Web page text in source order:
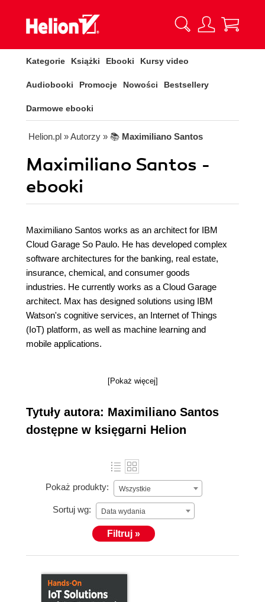
Kategorie Książki Ebooki Kursy video
Audiobooki Promocje Nowości Bestsellery
Darmowe ebooki
Helion.pl » Autorzy » 📚 Maximiliano Santos
Maximiliano Santos -
ebooki
Maximiliano Santos works as an architect for IBM
Cloud Garage So Paulo. He has developed complex
software architectures for the banking, real estate,
insurance, chemical, and consumer goods
industries. He currently works as a Cloud Garage
architect. Max has designed solutions using IBM
Watson's cognitive services, an Internet of Things
(IoT) platform, as well as machine learning and
mobile applications.
[Pokaż więcej]
Tytuły autora: Maximiliano Santos
dostępne w księgarni Helion
Pokaż produkty: Wszystkie
Sortuj wg: Data wydania
Filtruj »